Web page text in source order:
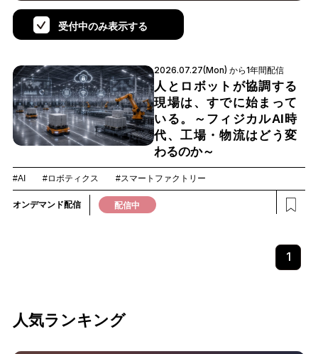
環境・エネルギー IoT#
スマートシティ
地方創生#製造 #小売・流通
#ロボティクス
#スマートインダストリー#音声#教育#公共
#サプライチェーン#孤独#宇宙
受付中のみ表示する
2026.07.27(Mon) から1年間配信
人とロボットが協調する
現場は、すでに始まって
いる。～フィジカルAI時
代、工場・物流はどう変
わるのか～
#AI #ロボティクス #スマートファクトリー
オンデマンド配信 配信中
1
人気ランキング